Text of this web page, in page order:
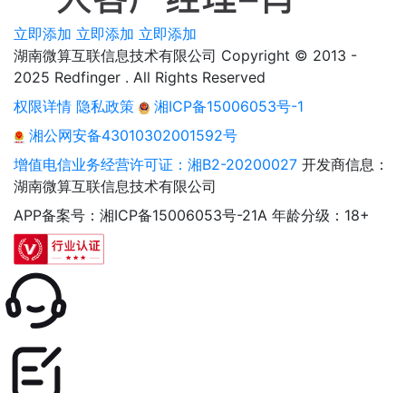
立即添加 立即添加 立即添加
湖南微算互联信息技术有限公司 Copyright © 2013 -
2025 Redfinger . All Rights Reserved
权限详情 隐私政策
湘ICP备15006053号-1
湘公网安备43010302001592号
增值电信业务经营许可证：湘B2-20200027 开发商信息：
湖南微算互联信息技术有限公司
APP备案号：湘ICP备15006053号-21A 年龄分级：18+